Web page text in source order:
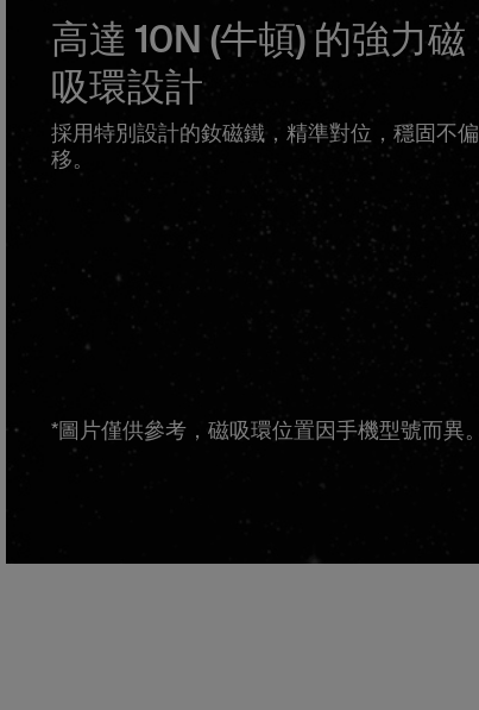
高達 10N (牛頓) 的強力磁
吸環設計
採用特別設計的釹磁鐵，精準對位，穩固不偏
移。
*圖片僅供參考，磁吸環位置因手機型號而異。